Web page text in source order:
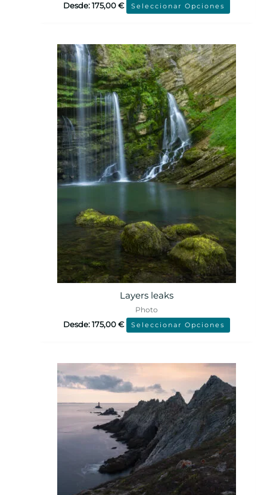
Desde:175,00€ Seleccionar Opciones
Layers leaks
Photo
Desde:175,00€ Seleccionar Opciones